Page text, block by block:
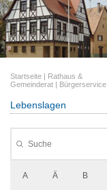
Startseite | Rathaus &
Gemeinderat | Bürgerservice
Lebenslagen
A Ä B